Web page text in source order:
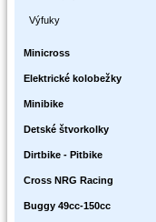
Výfuky
Minicross
Elektrické kolobežky
Minibike
Detské štvorkolky
Dirtbike - Pitbike
Cross NRG Racing
Buggy 49cc-150cc